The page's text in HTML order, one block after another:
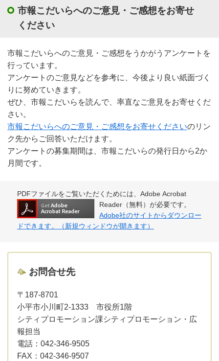
市報こだいらへのご意見・ご感想をお寄せ
ください
市報こだいらへのご意見・ご感想をうかがうアンケートを
行っています。
アンケートのご意見などを参考に、今後より良い紙面づく
りに努めていきます。
ぜひ、市報こだいらを読んで、率直なご意見をお寄せくだ
さい。
市報こだいらへのご意見・ご感想をお寄せくださいのリン
ク先からご回答いただけます。
アンケートの募集期間は、市報こだいらの発行日から2か
月間です。
PDFファイルをご覧いただくためには、Adobe Acrobat
Reader（無料）が必要です。
Adobe社のサイトからダウンロー
ドできます。（新規ウィンドウが開きます）
お問合せ先
〒187-8701
小平市小川町2-1333 市役所1階
シティプロモーション課シティプロモーション・広
報担当
電話： 042-346-9505
FAX： 042-346-9507